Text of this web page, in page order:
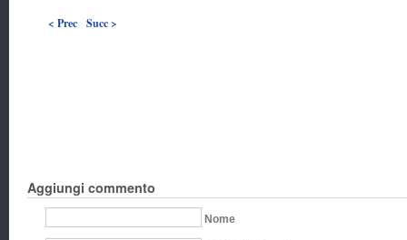
< Prec Succ >
Aggiungi commento
Nome